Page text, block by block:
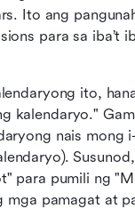
Ito ang
para sa iba’t
ito,
kalendaryo."
nais mong
para pumili ng
pamagat at